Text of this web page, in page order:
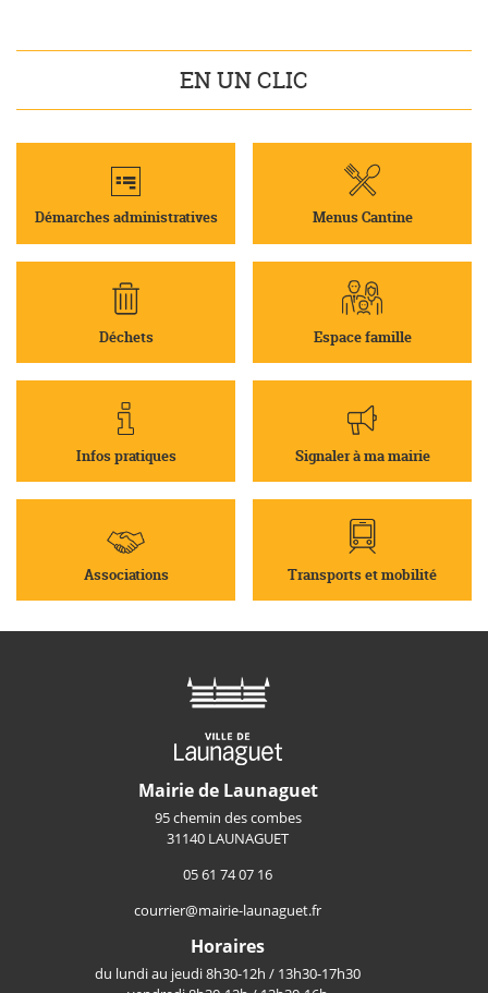
EN UN CLIC
Démarches administratives Menus Cantine
Déchets Espace famille
Infos pratiques Signaler à ma mairie
Associations Transports et mobilité
Mairie de Launaguet
95 chemin des combes
31140 LAUNAGUET
05 61 74 07 16
courrier@mairie-launaguet.fr
Horaires
du lundi au jeudi 8h30-12h / 13h30-17h30